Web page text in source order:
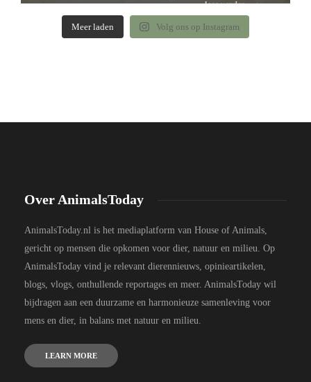
Meer laden Volg ons op Instagram
Over AnimalsToday
AnimalsToday.nl is het mediaplatform van House of Animals,
gericht op mensen die opkomen voor dier, natuur en milieu. Op
AnimalsToday vind je relevant dierennieuws, opinieartikelen,
blogs, vlogs, onthullende reportages en meer. AnimalsToday wil
bijdragen aan een duurzame en harmonieuze samenleving voor
mens en dier, in balans met natuur en milieu.
LEARN MORE